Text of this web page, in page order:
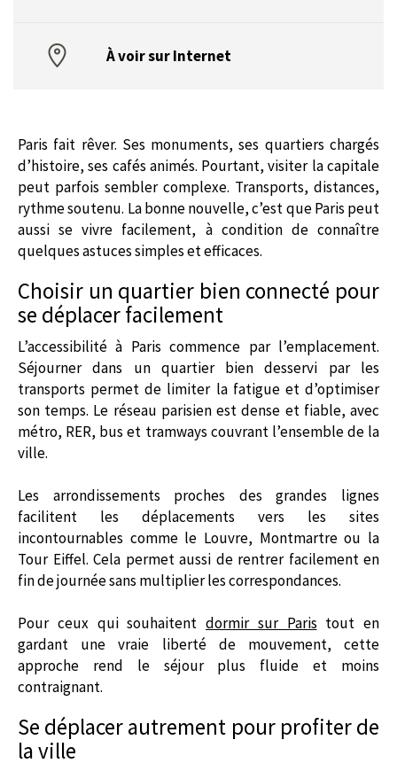
À voir sur Internet
Paris fait rêver. Ses monuments, ses quartiers chargés
d’histoire, ses cafés animés. Pourtant, visiter la capitale
peut parfois sembler complexe. Transports, distances,
rythme soutenu. La bonne nouvelle, c’est que Paris peut
aussi se vivre facilement, à condition de connaître
quelques astuces simples et efficaces.
Choisir un quartier bien connecté pour
se déplacer facilement
L’accessibilité à Paris commence par l’emplacement.
Séjourner dans un quartier bien desservi par les
transports permet de limiter la fatigue et d’optimiser
son temps. Le réseau parisien est dense et fiable, avec
métro, RER, bus et tramways couvrant l’ensemble de la
ville.
Les arrondissements proches des grandes lignes
facilitent les déplacements vers les sites
incontournables comme le Louvre, Montmartre ou la
Tour Eiffel. Cela permet aussi de rentrer facilement en
fin de journée sans multiplier les correspondances.
Pour ceux qui souhaitent dormir sur Paris tout en
gardant une vraie liberté de mouvement, cette
approche rend le séjour plus fluide et moins
contraignant.
Se déplacer autrement pour profiter de
la ville